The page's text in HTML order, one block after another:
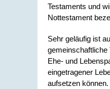
Testaments und
Nottestament
Sehr geläufig ist
gemeinschaftliche
Ehe- und
eingetragener
aufsetzen